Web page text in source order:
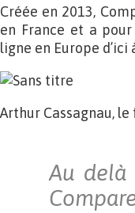
Créée en 2013,
en France et a
ligne en Europe d’ici
Arthur Cassagnau,
Au delà